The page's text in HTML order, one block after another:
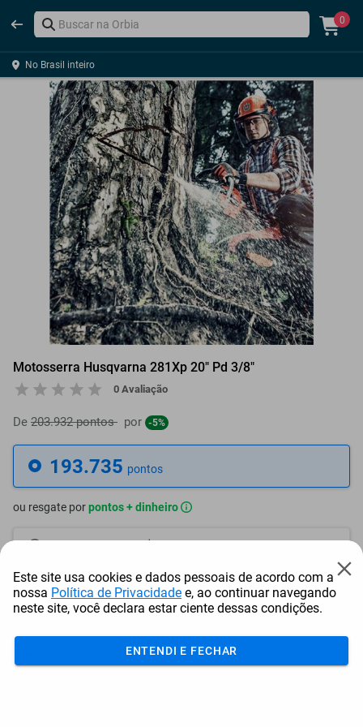
0
No Brasil inteiro
Motosserra Husqvarna 281Xp 20" Pd 3/8"
0 Avaliação
De 203.932 pontos por -5%
193.735 pontos
ou resgate porpontos + dinheiro
174.362 + R$ 891,16
164.675 pontos + R$ 1.336,76
154.988 pontos + R$ 1.782,36
Este site usa cookies e dados pessoais de acordo com a
nossa Política de Privacidade e, ao continuar navegando
neste site, você declara estar ciente dessas condições.
ENTENDI E FECHAR